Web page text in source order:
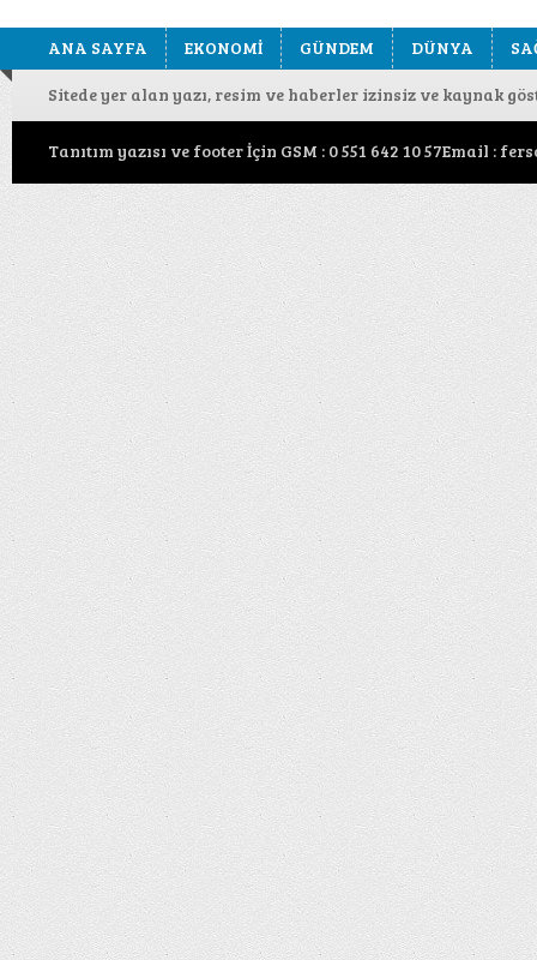
ANA SAYFA EKONOMİ GÜNDEM DÜNYA
Sitede yer alan yazı, resim ve haberler izinsiz ve kaynak
Tanıtım yazısı ve footer İçin GSM : 0 551 642 10 57Email :